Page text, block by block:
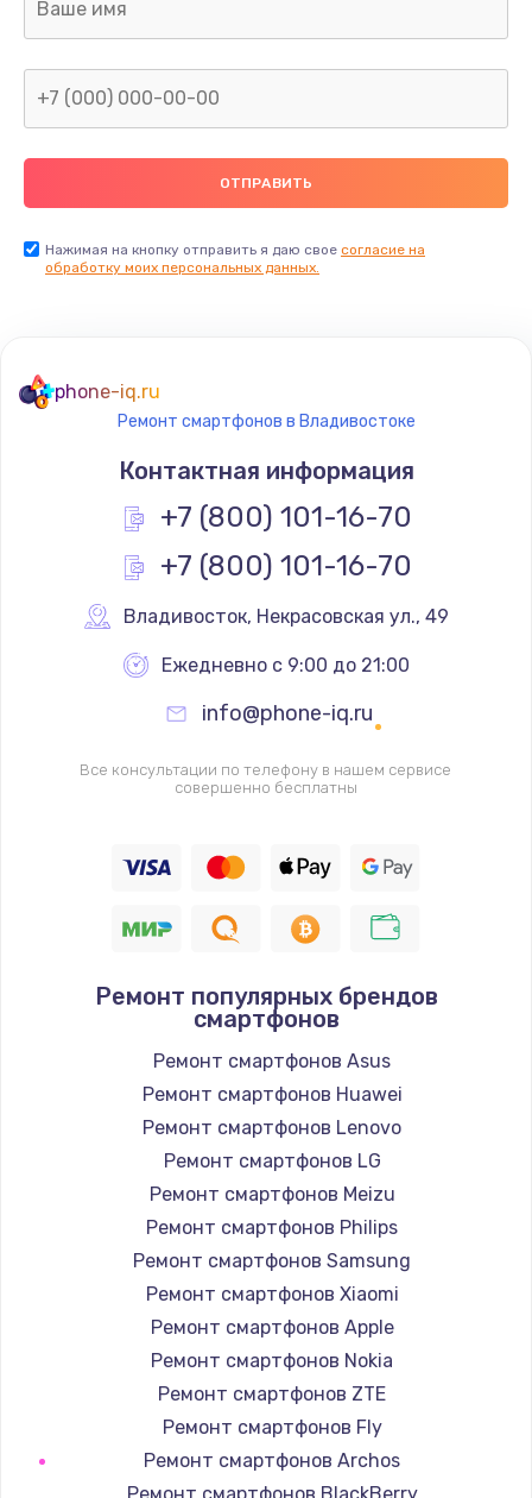
Замена аудио-разъема
540 руб.
Заказать
Замена кнопки включения/выключения
790 руб.
Заказать
Замена разъёма наушников (гарнитуры)
Замена разъема SIM
790 руб.
Заказать
530 руб.
900 руб.
Заказать
Замена кнопок громкости
670 руб.
Заказать
Замена голосового динамика
780 руб.
Заказать
Замена вибромотора
660 руб.
Заказать
Замена системной платы
Нажимая на кнопку отправить я даю свое согласие на
обработку моих персональных данных.
phone-iq.ru
Ремонт смартфонов в Владивостоке
Контактная информация
+7 (800) 101-16-70
+7 (800) 101-16-70
Владивосток, Некрасовская ул., 49
Ежедневно с 9:00 до 21:00
info@phone-iq.ru
Все консультации по телефону в нашем сервисе
совершенно бесплатны
Ремонт популярных брендов
смартфонов
Ремонт смартфонов Asus
Ремонт смартфонов Huawei
Ремонт смартфонов Lenovo
Ремонт смартфонов LG
Ремонт смартфонов Meizu
Ремонт смартфонов Philips
Ремонт смартфонов Samsung
Ремонт смартфонов Xiaomi
Ремонт смартфонов Apple
Ремонт смартфонов Nokia
Ремонт смартфонов ZTE
Ремонт смартфонов Fly
Ремонт смартфонов Archos
Ремонт смартфонов BlackBerry